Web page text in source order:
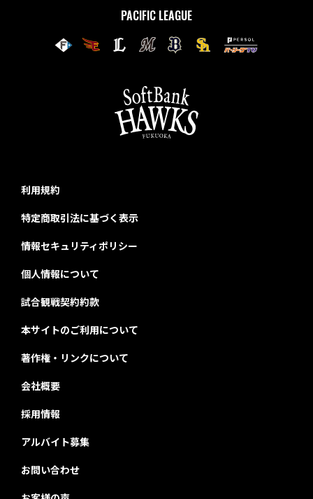
PACIFIC LEAGUE
利用規約
特定商取引法に基づく表示
情報セキュリティポリシー
個人情報について
試合観戦契約約款
本サイトのご利用について
著作権・リンクについて
会社概要
採用情報
アルバイト募集
お問い合わせ